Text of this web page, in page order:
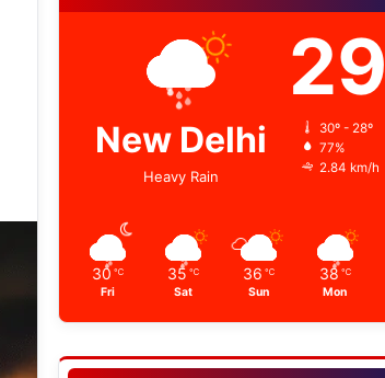
New Delhi
Heavy Rain
29
30º - 28º
77%
2.84 km/h
30 ℃
Fri
35 ℃
Sat
36 ℃
Sun
38 ℃
Mon